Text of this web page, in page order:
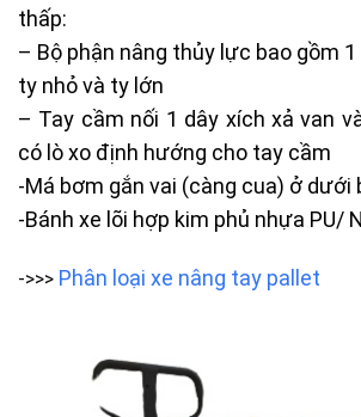
thấp:
– Bộ phận nâng thủy lực bao gồm
ty nhỏ và ty lớn
– Tay cầm nối 1 dây xích xả van
có lò xo định hướng cho tay cầm
-Má bơm gắn vai (càng cua) ở
-Bánh xe lõi hợp kim phủ nhựa PU/
->>> Phân loại xe nâng tay pallet